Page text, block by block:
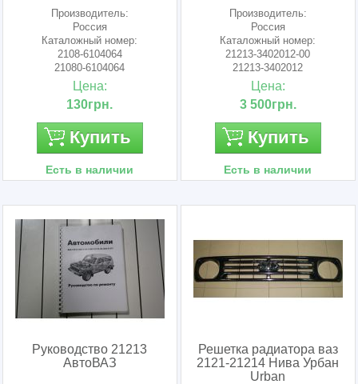
Производитель:
Россия
Каталожный номер:
2108-6104064
21080-6104064
21080610406401
Цена:
130грн.
Купить
Есть в наличии
Производитель:
Россия
Каталожный номер:
21213-3402012-00
21213-3402012
21213340201200
Цена:
3 500грн.
Купить
Есть в наличии
Руководство 21213
АвтоВАЗ
Решетка радиатора ваз
2121-21214 Нива Урбан
Urban